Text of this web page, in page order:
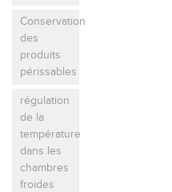
Conservation
des
produits
périssables
régulation
de la
température
dans les
chambres
froides